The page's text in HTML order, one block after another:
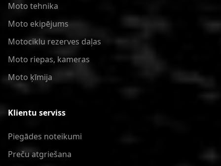
Moto tehnika
Moto ekipējums
Motociklu rezerves daļas
Moto riepas, kameras
Moto ķīmija
Klientu serviss
Piegādes noteikumi
Preču atgriešana